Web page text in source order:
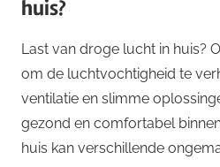
huis?
Last van droge lucht in huis?
om de luchtvochtigheid te
ventilatie en slimme
gezond en comfortabel
huis kan verschillende